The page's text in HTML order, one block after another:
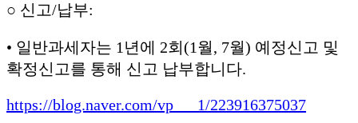
○ 신고/납부:
• 일반과세자는 1년에 2회(1월, 7월) 예정신고 및
확정신고를 통해 신고 납부합니다.
https://blog.naver.com/vp___1/223916375037